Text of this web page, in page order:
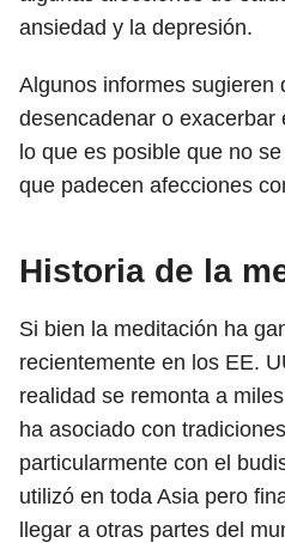
ansiedad y la depresión.
Algunos informes sugieren
desencadenar o exacerbar
lo que es posible que no
que padecen afecciones
Historia de la
Si bien la meditación ha
recientemente en los EE.
realidad se remonta a
ha asociado con
particularmente con el
utilizó en toda Asia pero
llegar a otras partes del